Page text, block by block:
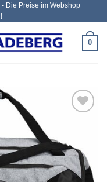
Die Preise im Webshop
0